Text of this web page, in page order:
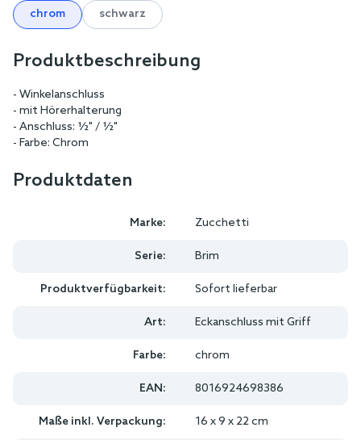
chrom
schwarz
Produktbeschreibung
- Winkelanschluss
- mit Hörerhalterung
- Anschluss: ½" / ½"
- Farbe: Chrom
Produktdaten
Marke: Zucchetti
Serie: Brim
Produktverfügbarkeit: Sofort lieferbar
Art: Eckanschluss mit Griff
Farbe: chrom
EAN: 8016924698386
Maße inkl. Verpackung: 16 x 9 x 22 cm